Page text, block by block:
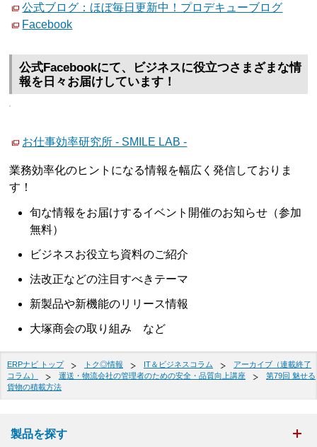
公式ブログ：ほぼ毎日更新中！プロデキューブログ
Facebook
公式Facebookにて、ビジネスに役立つさまざまな情
報を日々お届けしています！
お仕事効率研究所 - SMILE LAB -
業務効率化のヒントになる情報を幅広く発信しておりま
す！
旬な情報をお届けするイベント開催のお知らせ（参加
無料）
ビジネスお役立ち資料のご紹介
法改正などの注目すべきテーマ
新製品や新機能のリリース情報
大塚商会の取り組み など
ERPナビ トップ トク◎情報 IT＆ビジネスコラム
アーカイブ（連載終了
コラム）
運送・物流会社の管理者のための安全・品質向上講座
第79回 魅せる
貨物の積載方法
製品を探す